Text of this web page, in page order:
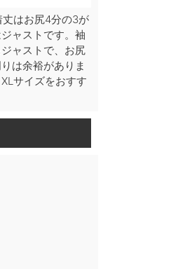
はお尻4分の3が
ャストです。袖
ャストで、お尻
は余裕がありま
サイズをおすす